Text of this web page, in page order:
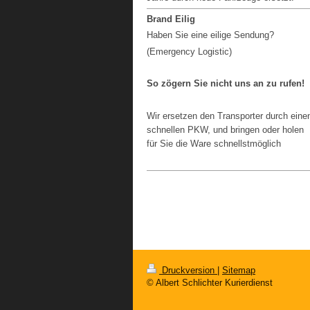
Brand Eilig
Haben Sie eine eilige Sendung?
(Emergency Logistic)
So zögern Sie nicht uns an zu rufen!
Wir ersetzen den Transporter durch
schnellen PKW, und bringen oder holen
für Sie die Ware schnellstmöglich
Druckversion
Sitemap
© Albert Schlichter Kurierdienst